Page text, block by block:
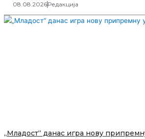
08.08.2026Редакција
„Младост“ данас игра нову